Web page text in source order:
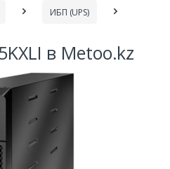
ИБП (UPS)
в Metoo.kz